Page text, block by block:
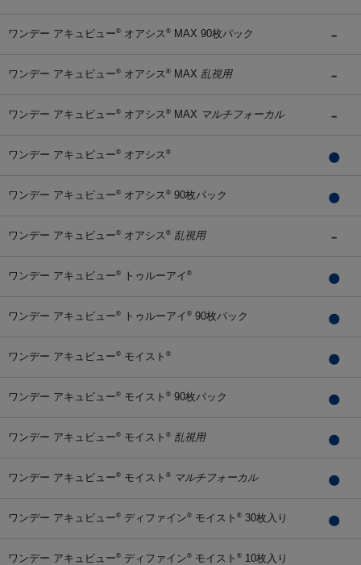
ワンデー アキュビュー® オアシス ® MAX 90枚パック
ワンデー アキュビュー® オアシス ® MAX 乱視用
ワンデー アキュビュー® オアシス ® MAX マルチフォーカル
ワンデー アキュビュー® オアシス ®
ワンデー アキュビュー® オアシス ® 90枚パック
ワンデー アキュビュー® オアシス ® 乱視用
ワンデー アキュビュー® トゥルーアイ ®
ワンデー アキュビュー® トゥルーアイ ® 90枚パック
ワンデー アキュビュー® モイスト ®
ワンデー アキュビュー® モイスト ® 90枚パック
ワンデー アキュビュー® モイスト ® 乱視用
ワンデー アキュビュー® モイスト ® マルチフォーカル
ワンデー アキュビュー® ディファイン® モイスト ® 30枚入り
ワンデー アキュビュー® ディファイン® モイスト ® 10枚入り